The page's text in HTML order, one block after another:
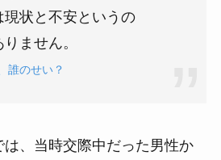
現状と不安というの
ません。
誰のせい？
、当時交際中だった男性か